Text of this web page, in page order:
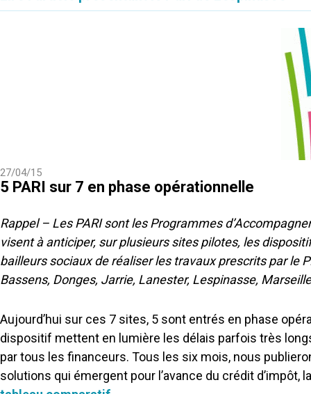
27/04/15
5 PARI sur 7 en phase opérationnelle
Rappel – Les PARI sont les Programmes
visent à anticiper, sur plusieurs sites pilotes, les
bailleurs sociaux de réaliser les travaux prescrits par le
Bassens, Donges, Jarrie, Lanester, Lespinasse,
Aujourd’hui sur ces 7 sites, 5 sont entrés en phase
dispositif mettent en lumière les délais parfois très
par tous les financeurs. Tous les six mois, nous
solutions qui émergent pour l’avance du crédit